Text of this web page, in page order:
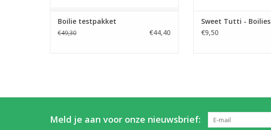
Boilie testpakket
€49,30 €44,40
Sweet Tutti - Boilies
€9,50
Meld je aan voor onze nieuwsbrief: